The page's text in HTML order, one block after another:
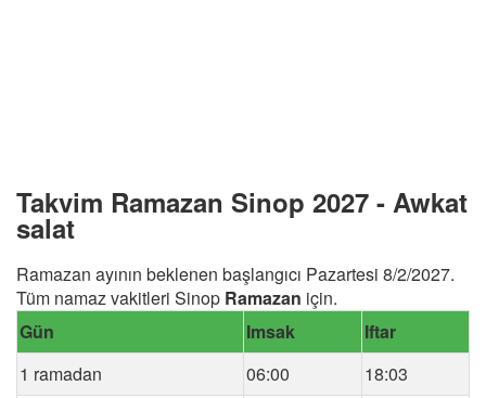
Takvim Ramazan Sinop 2027 - Awkat
salat
Ramazan ayının beklenen başlangıcı Pazartesi 8/2/2027.
Tüm namaz vakitleri Sinop Ramazan için.
Gün
Imsak
Iftar
1 ramadan
06:00
18:03